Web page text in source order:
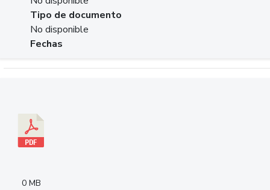
Tipo de documento
No disponible
Fechas
0 MB